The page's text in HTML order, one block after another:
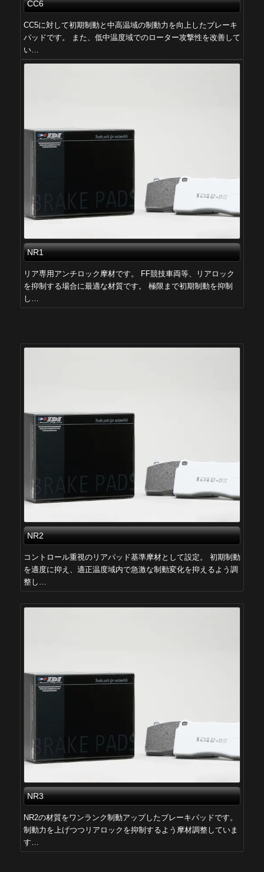
CC6
CC5に対して初期制動と中高温域の制動力を向上したブレーキ
パッドです。 また、低中温度域でのローター攻撃性を改善して
い…
NR1
リア専用アンチロック摩材です。 FF競技車両等、リアロック
を抑制する場合に最適な材質です。 極限まで初期制動を抑制
し…
NR2
コントロール重視のリアパッド基準摩材として設定。 初期制動
を適度に抑え、適正温度域内で急激な制動変化を抑えるよう調
整し…
NR3
NR2の材質をワンランク制動アップしたブレーキパッドです。
制動力を上げつつリアロックを抑制するよう摩材調整していま
す…